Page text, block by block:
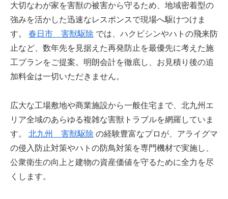
大切なわが家を害獣の被害から守るため、地域密着型の
強みを活かした迅速なレスポンスで現場へ駆けつけま
す。 春日市 害獣駆除 では、ハクビシンやハトの飛来防
止など、数年先を見据えた再発防止を最優先に考えた施
工プランをご提案。明朗会計を徹底し、お見積り後の追
加料金は一切いただきません。
広大な工場敷地や商業施設から一般住宅まで、北九州エ
リア全域のあらゆる複雑な害獣トラブルを網羅していま
す。 北九州 害獣駆除 の経験豊富なプロが、アライグマ
の侵入防止対策やハトの防鳥対策を専門機材で実施し、
公衆衛生の向上と建物の資産価値を守るために全力を尽
くします。